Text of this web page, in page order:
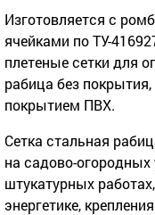
Изготовляется с
ячейками по ТУ-
плетеные сетки для
рабица без
покрытием ПВХ.
Сетка стальная
на садово-
штукатурных
энергетике,